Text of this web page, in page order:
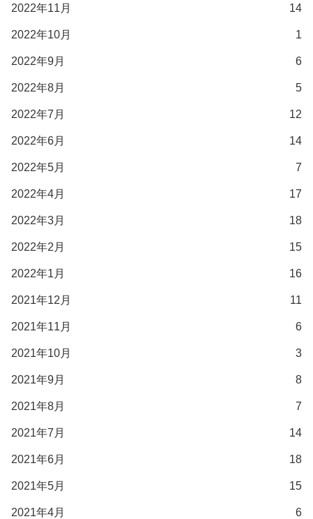
2022年11月 14
2022年10月 1
2022年9月 6
2022年8月 5
2022年7月 12
2022年6月 14
2022年5月 7
2022年4月 17
2022年3月 18
2022年2月 15
2022年1月 16
2021年12月 11
2021年11月 6
2021年10月 3
2021年9月 8
2021年8月 7
2021年7月 14
2021年6月 18
2021年5月 15
2021年4月 6